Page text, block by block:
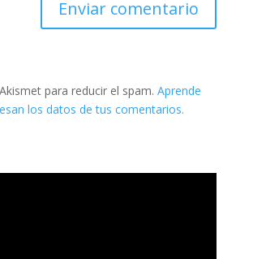
para reducir el spam. Aprende
los datos de tus comentarios.